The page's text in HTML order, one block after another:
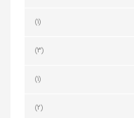
(1)
(3)
(1)
(2)